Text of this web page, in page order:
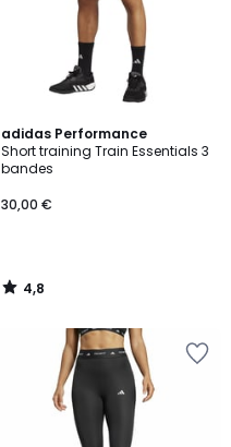
adidas Performance
Short training Train Essentials 3
bandes
30,00 €
4,8
/ 5
4,8
/